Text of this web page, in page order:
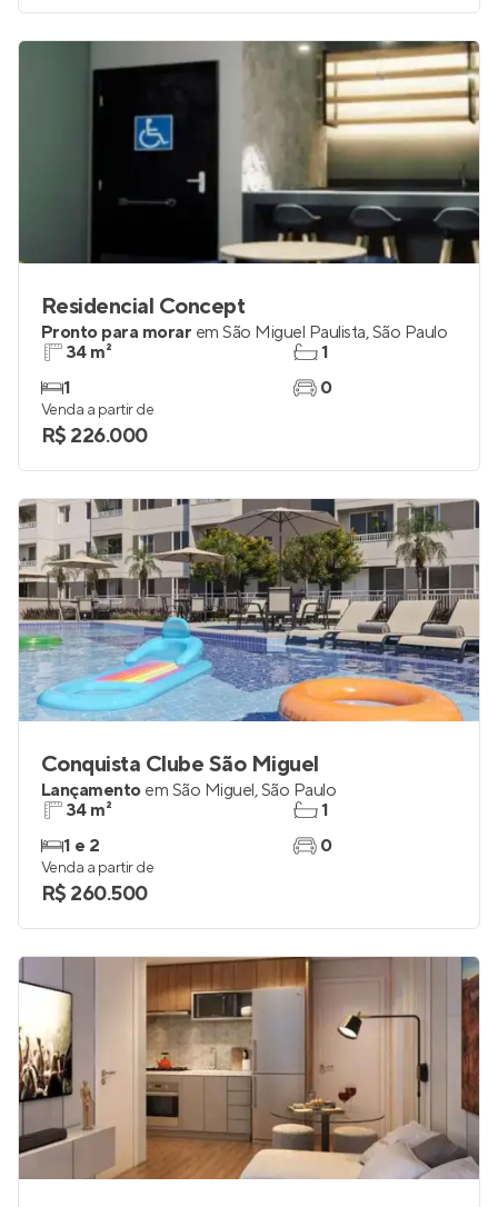
Residencial Concept
Pronto para morar em São Miguel Paulista,São Paulo
34 m²
1
1
0
Venda a partir de
R$ 226.000
Conquista Clube São Miguel
Lançamento em São Miguel,São Paulo
34 m²
1 e 2
1
0
Venda a partir de
R$ 260.500